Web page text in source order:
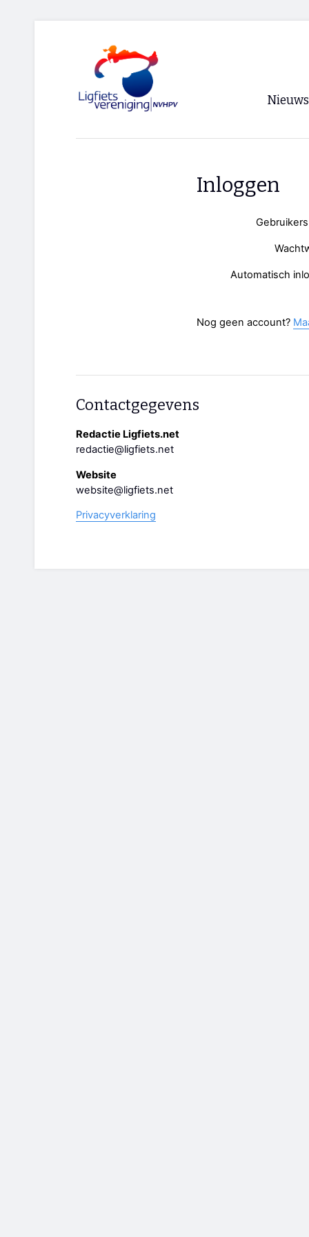
Nieuws
Inloggen
Automatisch
Nog geen account?
Contactgegevens
Redactie Ligfiets.net
redactie@ligfiets.net
Website
website@ligfiets.net
Privacyverklaring